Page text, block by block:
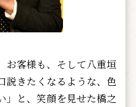
客様も、そして八重垣
説きたくなるような、色
」と、笑顔を見せた橋之